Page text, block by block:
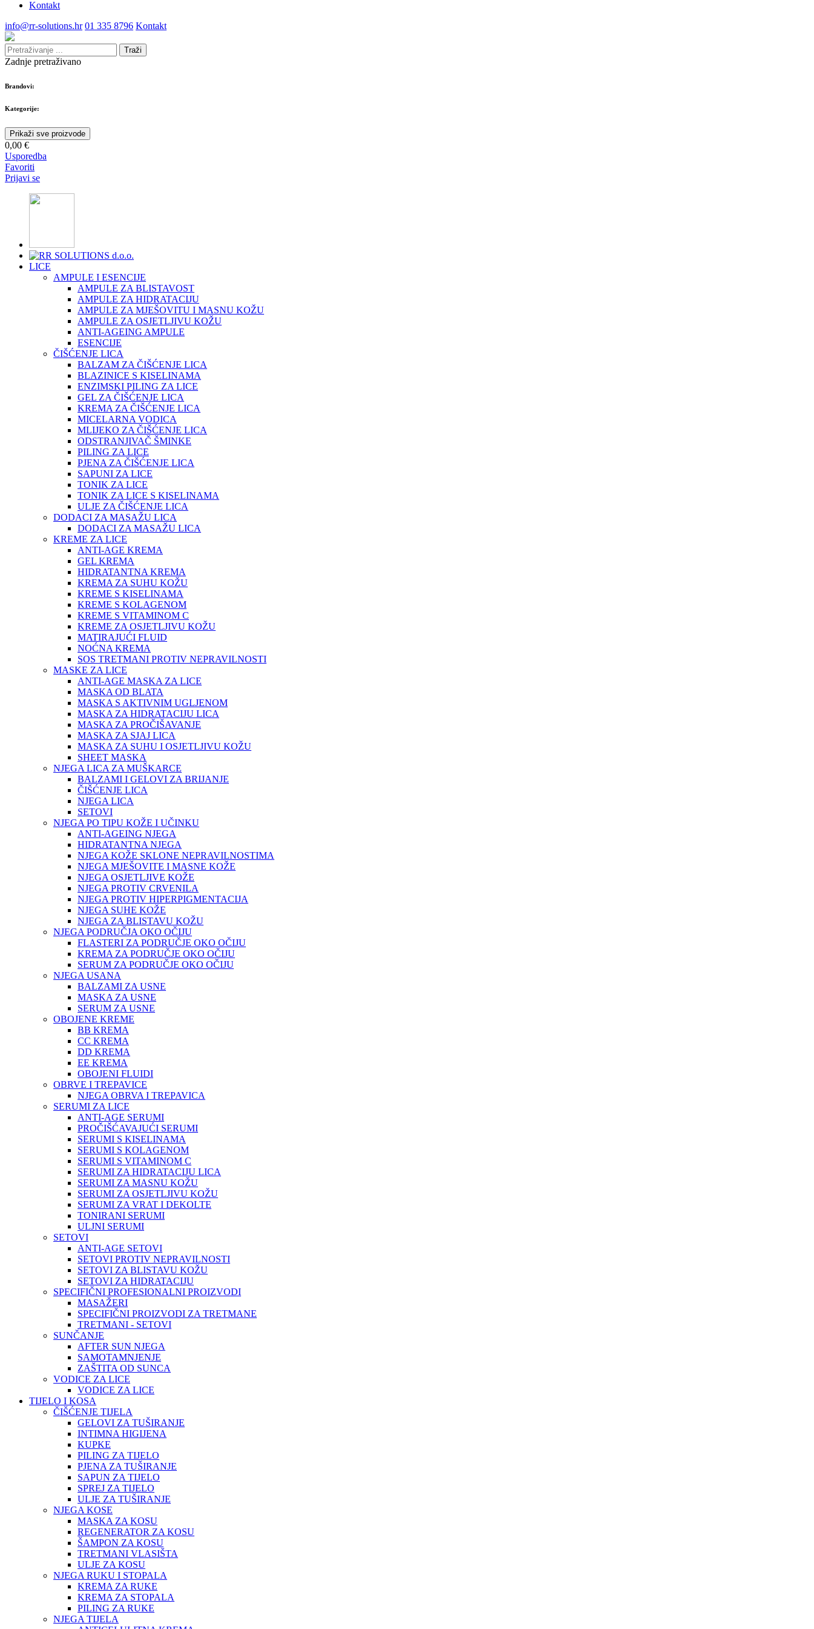
Kontakt
info@rr-solutions.hr 01 335 8796 Kontakt
Traži
Zadnje pretraživano
Brandovi:
Kategorije:
Prikaži sve proizvode
0,00 €
Usporedba
Favoriti
Prijavi se
LICE
AMPULE I ESENCIJE
AMPULE ZA BLISTAVOST
AMPULE ZA HIDRATACIJU
AMPULE ZA MJEŠOVITU I MASNU KOŽU
AMPULE ZA OSJETLJIVU KOŽU
ANTI-AGEING AMPULE
ESENCIJE
ČIŠĆENJE LICA
BALZAM ZA ČIŠĆENJE LICA
BLAZINICE S KISELINAMA
ENZIMSKI PILING ZA LICE
GEL ZA ČIŠĆENJE LICA
KREMA ZA ČIŠĆENJE LICA
MICELARNA VODICA
MLIJEKO ZA ČIŠĆENJE LICA
ODSTRANJIVAČ ŠMINKE
PILING ZA LICE
PJENA ZA ČIŠĆENJE LICA
SAPUNI ZA LICE
TONIK ZA LICE
TONIK ZA LICE S KISELINAMA
ULJE ZA ČIŠĆENJE LICA
DODACI ZA MASAŽU LICA
DODACI ZA MASAŽU LICA
KREME ZA LICE
ANTI-AGE KREMA
GEL KREMA
HIDRATANTNA KREMA
KREMA ZA SUHU KOŽU
KREME S KISELINAMA
KREME S KOLAGENOM
KREME S VITAMINOM C
KREME ZA OSJETLJIVU KOŽU
MATIRAJUĆI FLUID
NOĆNA KREMA
SOS TRETMANI PROTIV NEPRAVILNOSTI
MASKE ZA LICE
ANTI-AGE MASKA ZA LICE
MASKA OD BLATA
MASKA S AKTIVNIM UGLJENOM
MASKA ZA HIDRATACIJU LICA
MASKA ZA PROČIŠAVANJE
MASKA ZA SJAJ LICA
MASKA ZA SUHU I OSJETLJIVU KOŽU
SHEET MASKA
NJEGA LICA ZA MUŠKARCE
BALZAMI I GELOVI ZA BRIJANJE
ČIŠĆENJE LICA
NJEGA LICA
SETOVI
NJEGA PO TIPU KOŽE I UČINKU
ANTI-AGEING NJEGA
HIDRATANTNA NJEGA
NJEGA KOŽE SKLONE NEPRAVILNOSTIMA
NJEGA MJEŠOVITE I MASNE KOŽE
NJEGA OSJETLJIVE KOŽE
NJEGA PROTIV CRVENILA
NJEGA PROTIV HIPERPIGMENTACIJA
NJEGA SUHE KOŽE
NJEGA ZA BLISTAVU KOŽU
NJEGA PODRUČJA OKO OČIJU
FLASTERI ZA PODRUČJE OKO OČIJU
KREMA ZA PODRUČJE OKO OČIJU
SERUM ZA PODRUČJE OKO OČIJU
NJEGA USANA
BALZAMI ZA USNE
MASKA ZA USNE
SERUM ZA USNE
OBOJENE KREME
BB KREMA
CC KREMA
DD KREMA
EE KREMA
OBOJENI FLUIDI
OBRVE I TREPAVICE
NJEGA OBRVA I TREPAVICA
SERUMI ZA LICE
ANTI-AGE SERUMI
PROČIŠĆAVAJUĆI SERUMI
SERUMI S KISELINAMA
SERUMI S KOLAGENOM
SERUMI S VITAMINOM C
SERUMI ZA HIDRATACIJU LICA
SERUMI ZA MASNU KOŽU
SERUMI ZA OSJETLJIVU KOŽU
SERUMI ZA VRAT I DEKOLTE
TONIRANI SERUMI
ULJNI SERUMI
SETOVI
ANTI-AGE SETOVI
SETOVI PROTIV NEPRAVILNOSTI
SETOVI ZA BLISTAVU KOŽU
SETOVI ZA HIDRATACIJU
SPECIFIČNI PROFESIONALNI PROIZVODI
MASAŽERI
SPECIFIČNI PROIZVODI ZA TRETMANE
TRETMANI - SETOVI
SUNČANJE
AFTER SUN NJEGA
SAMOTAMNJENJE
ZAŠTITA OD SUNCA
VODICE ZA LICE
VODICE ZA LICE
TIJELO I KOSA
ČIŠĆENJE TIJELA
GELOVI ZA TUŠIRANJE
INTIMNA HIGIJENA
KUPKE
PILING ZA TIJELO
PJENA ZA TUŠIRANJE
SAPUN ZA TIJELO
SPREJ ZA TIJELO
ULJE ZA TUŠIRANJE
NJEGA KOSE
MASKA ZA KOSU
REGENERATOR ZA KOSU
ŠAMPON ZA KOSU
TRETMANI VLASIŠTA
ULJE ZA KOSU
NJEGA RUKU I STOPALA
KREMA ZA RUKE
KREMA ZA STOPALA
PILING ZA RUKE
NJEGA TIJELA